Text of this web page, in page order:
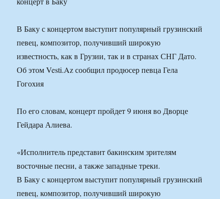
В Баку с концертом выступит популярный грузинский
певец, композитор, получивший широкую
известность, как в Грузии, так и в странах СНГ Дато.
Об этом Vesti.Az сообщил продюсер певца Гела
Гогохия
По его словам, концерт пройдет 9 июня во Дворце
Гейдара Алиева.
«Исполнитель представит бакинским зрителям
восточные песни, а также западные треки.
В Баку с концертом выступит популярный грузинский
певец, композитор, получивший широкую